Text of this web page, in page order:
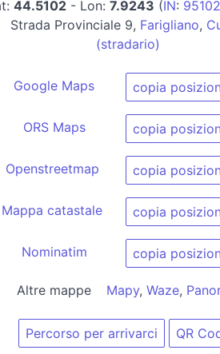
44.5102 - Lon: 7.9243 (IN:
Strada Provinciale 9, Farigliano,
(stradario)
Google Maps copia
ORS Maps copia
Openstreetmap copia
Mappa catastale copia
Nominatim copia
Altre mappe Mapy, Waze,
Percorso per arrivarci QR